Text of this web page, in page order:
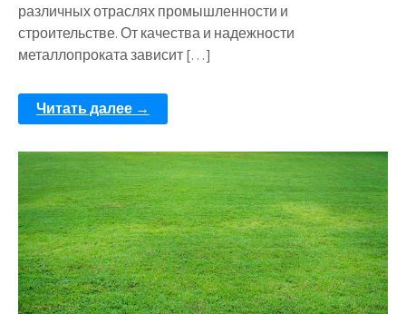
различных отраслях промышленности и
строительстве. От качества и надежности
металлопроката зависит […]
Читать далее →